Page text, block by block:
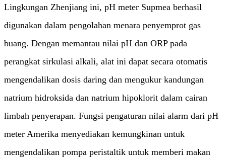
Lingkungan Zhenjiang ini, pH meter Supmea berhasil
digunakan dalam pengolahan menara penyemprot gas
buang. Dengan memantau nilai pH dan ORP pada
perangkat sirkulasi alkali, alat ini dapat secara otomatis
mengendalikan dosis daring dan mengukur kandungan
natrium hidroksida dan natrium hipoklorit dalam cairan
limbah penyerapan. Fungsi pengaturan nilai alarm dari pH
meter Amerika menyediakan kemungkinan untuk
mengendalikan pompa peristaltik untuk memberi makan